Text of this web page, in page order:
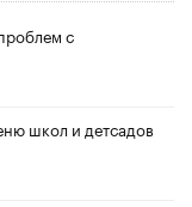
с
школ и детсадов